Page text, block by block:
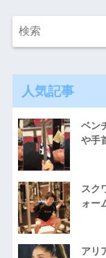
人気記事
ベン
や手
スク
ォー
アリ